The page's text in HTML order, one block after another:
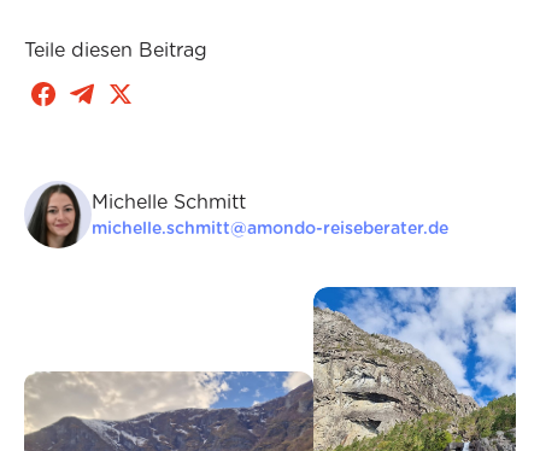
Teile diesen Beitrag
Michelle Schmitt
michelle.schmitt@amondo-reiseberater.de